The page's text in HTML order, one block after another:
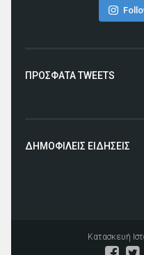
ΠΡΟΣΦΑΤΑ TWEETS
ΔΗΜΟΦΙΛΕΙΣ ΕΙΔΗΣΕΙΣ
Κατασκευή